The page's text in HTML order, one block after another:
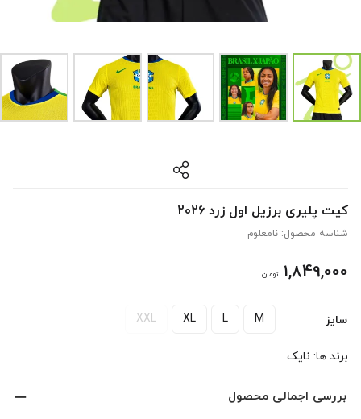
کیت پلیری برزیل اول زرد 2026
شناسه محصول: نامعلوم
1,849,000 تومان
سایز M
L
XL
XXL
برند ها: نایک
بررسی اجمالی محصول